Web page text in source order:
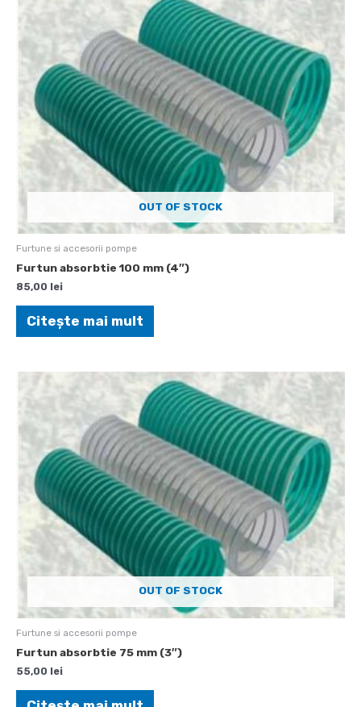
OUT OF STOCK
Furtune si accesorii pompe
Furtun absorbtie 100 mm (4″)
85,00 lei
Citește mai mult
OUT OF STOCK
Furtune si accesorii pompe
Furtun absorbtie 75 mm (3″)
55,00 lei